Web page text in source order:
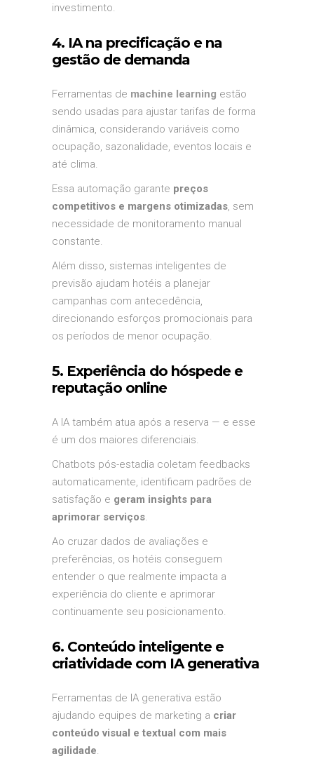
investimento.
4. IA na precificação e na
gestão de demanda
Ferramentas de machine learning estão
sendo usadas para ajustar tarifas de forma
dinâmica, considerando variáveis como
ocupação, sazonalidade, eventos locais e
até clima.
Essa automação garante preços
competitivos e margens otimizadas, sem
necessidade de monitoramento manual
constante.
Além disso, sistemas inteligentes de
previsão ajudam hotéis a planejar
campanhas com antecedência,
direcionando esforços promocionais para
os períodos de menor ocupação.
5. Experiência do hóspede e
reputação online
A IA também atua após a reserva — e esse
é um dos maiores diferenciais.
Chatbots pós-estadia coletam feedbacks
automaticamente, identificam padrões de
satisfação e geram insights para
aprimorar serviços.
Ao cruzar dados de avaliações e
preferências, os hotéis conseguem
entender o que realmente impacta a
experiência do cliente e aprimorar
continuamente seu posicionamento.
6. Conteúdo inteligente e
criatividade com IA generativa
Ferramentas de IA generativa estão
ajudando equipes de marketing a criar
conteúdo visual e textual com mais
agilidade.